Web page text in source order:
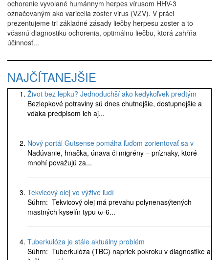
ochorenie vyvolané humánnym herpes vírusom HHV-3
označovaným ako varicella zoster virus (VZV). V práci
prezentujeme tri základné zásady liečby herpesu zoster a to
včasnú diagnostiku ochorenia, optimálnu liečbu, ktorá zahŕňa
účinnosť...
NAJČÍTANEJŠIE
Život bez lepku? Jednoduchší ako kedykoľvek predtým
Bezlepkové potraviny sú dnes chutnejšie, dostupnejšie a
vďaka predpisom ich aj...
Nový portál Gutsense pomáha ľuďom zorientovať sa v
Nadúvanie, hnačka, únava či migrény – príznaky, ktoré
mnohí považujú za...
Tekvicový olej vo výžive ľudí
Súhrn: Tekvicový olej má prevahu polynenasýtených
mastných kyselín typu ω-6...
Tuberkulóza je stále aktuálny problém
Súhrn: Tuberkulóza (TBC) napriek pokroku v diagnostike a